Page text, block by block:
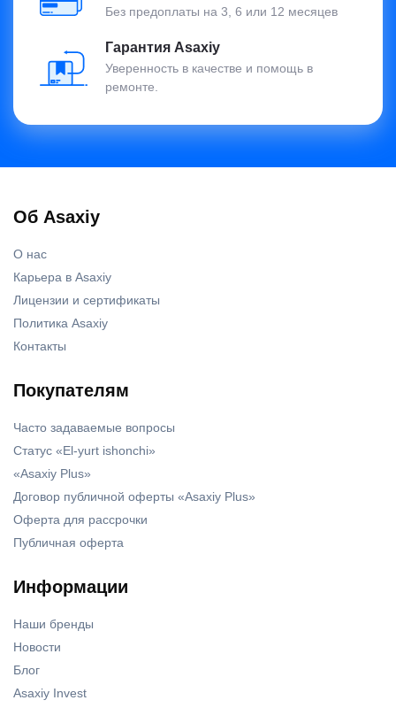
Без предоплаты на 3, 6 или 12 месяцев
Гарантия Asaxiy
Уверенность в качестве и помощь в
ремонте.
Об Asaxiy
О нас
Карьера в Asaxiy
Лицензии и сертификаты
Политика Asaxiy
Контакты
Покупателям
Часто задаваемые вопросы
Статус «El-yurt ishonchi»
«Asaxiy Plus»
Договор публичной оферты «Asaxiy Plus»
Оферта для рассрочки
Публичная оферта
Информации
Наши бренды
Новости
Блог
Asaxiy Invest